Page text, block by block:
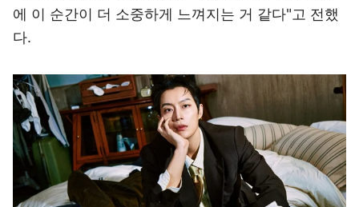
에 이 순간이 더 소중하게 느껴지는 거 같다"고 전했
다.